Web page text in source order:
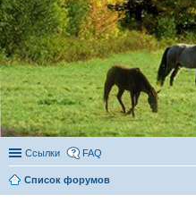
Ссылки FAQ
Список форумов